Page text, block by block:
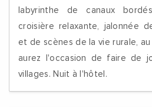
labyrinthe de canaux
croisière relaxante, jalonnée
et de scènes de la vie rurale,
aurez l'occasion de faire de
villages. Nuit à l'hôtel.